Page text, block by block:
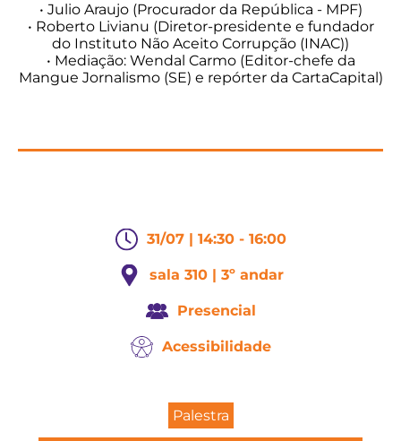
• Julio Araujo (Procurador da República - MPF)
• Roberto Livianu (Diretor-presidente e fundador
do Instituto Não Aceito Corrupção (INAC))
• Mediação: Wendal Carmo (Editor-chefe da
Mangue Jornalismo (SE) e repórter da CartaCapital)
31/07 | 14:30 - 16:00
sala 310 | 3º andar
Presencial
Acessibilidade
Palestra